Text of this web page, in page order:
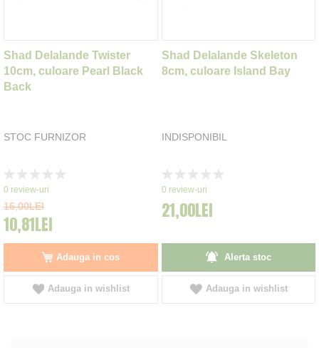
Shad Delalande Twister
10cm, culoare Pearl Black
Back
STOC FURNIZOR
0%
0 review-uri
16,00LEI
10,81LEI
Adauga in cos
Adauga in wishlist
Shad Delalande Skeleton
8cm, culoare Island Bay
INDISPONIBIL
0%
0 review-uri
21,00LEI
Alerta stoc
Adauga in wishlist